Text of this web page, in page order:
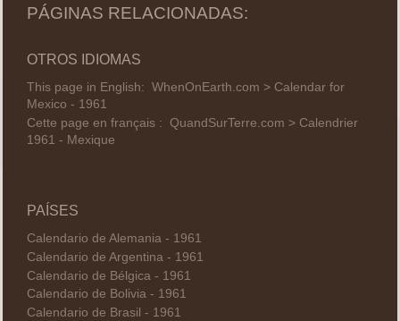
PÁGINAS RELACIONADAS:
OTROS IDIOMAS
This page in English: WhenOnEarth.com > Calendar for
Mexico - 1961
Cette page en français : QuandSurTerre.com > Calendrier
1961 - Mexique
PAÍSES
Calendario de Alemania - 1961
Calendario de Argentina - 1961
Calendario de Bélgica - 1961
Calendario de Bolivia - 1961
Calendario de Brasil - 1961